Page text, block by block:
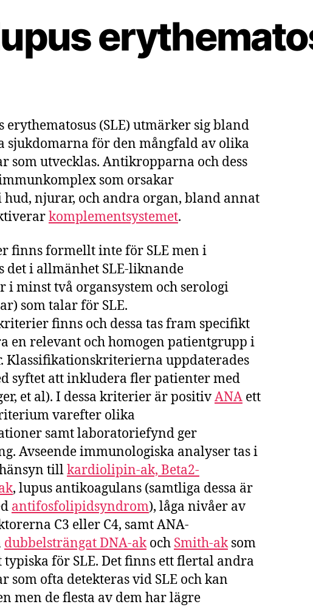
erythematosus (SLE) utmärker sig bland
sjukdomarna för den mångfald av olika
som utvecklas. Antikropparna och dess
som orsakar
hud, njurar, och andra organ, bland annat
komplementsystemet.
finns formellt inte för SLE men i
det i allmänhet SLE-liknande
i minst två organsystem och serologi
som talar för SLE.
finns och dessa tas fram specifikt
en relevant och homogen patientgrupp i
Klassifikationskriterierna uppdaterades
syftet att inkludera fler patienter med
et al). I dessa kriterier är positivANA ett
varefter olika
samt laboratoriefynd ger
Avseende immunologiska analyser tas i
tillkardiolipin-ak, Beta2-
, lupus antikoagulans (samtliga dessa är
antifosfolipidsyndrom), låga nivåer av
C3 eller C4, samt ANA-
dubbelsträngat DNA-akoch Smith-aksom
typiska för SLE. Det finns ett flertal andra
som ofta detekteras vid SLE och kan
men de flesta av dem har lägre